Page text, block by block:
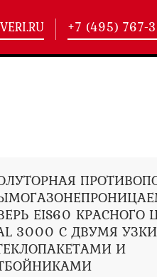
(178)
+7 (495) 767-
EIS60 КРАСНОГО
3000 С ДВУМЯ
И